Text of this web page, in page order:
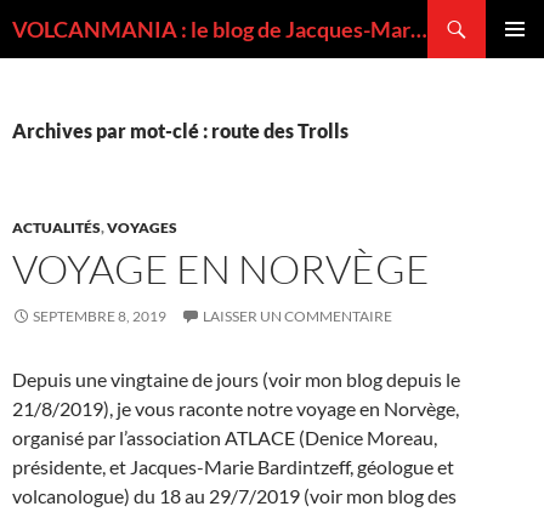
VOLCANMANIA : le blog de Jacques-Marie BARDINTZEFF, volcanologue
Archives par mot-clé : route des Trolls
ACTUALITÉS,VOYAGES
VOYAGE EN NORVÈGE
SEPTEMBRE 8, 2019 LAISSER UN COMMENTAIRE
Depuis une vingtaine de jours (voir mon blog depuis le
21/8/2019), je vous raconte notre voyage en Norvège,
organisé par l’association ATLACE (Denice Moreau,
présidente, et Jacques-Marie Bardintzeff, géologue et
volcanologue) du 18 au 29/7/2019 (voir mon blog des